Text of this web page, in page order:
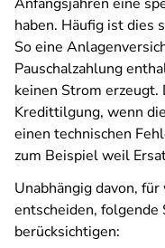
haben. Häufig ist dies
So eine
Pauschalzahlung
keinen Strom
Kredittilgung, wenn
einen technischen
zum Beispiel weil
Unabhängig davon,
entscheiden, folgende
berücksichtigen: